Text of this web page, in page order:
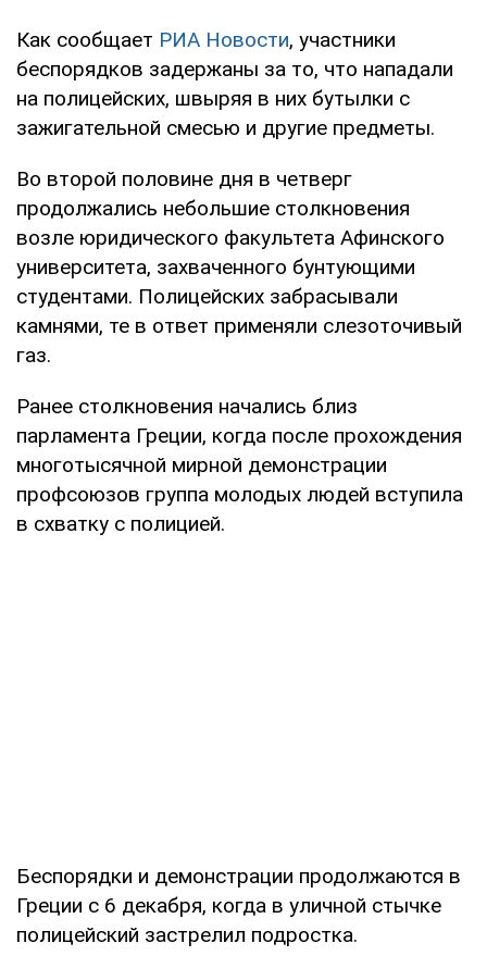
Как сообщает РИА Новости, участники
беспорядков задержаны за то, что нападали
на полицейских, швыряя в них бутылки с
зажигательной смесью и другие предметы.
Во второй половине дня в четверг
продолжались небольшие столкновения
возле юридического факультета Афинского
университета, захваченного бунтующими
студентами. Полицейских забрасывали
камнями, те в ответ применяли слезоточивый
газ.
Ранее столкновения начались близ
парламента Греции, когда после прохождения
многотысячной мирной демонстрации
профсоюзов группа молодых людей вступила
в схватку с полицией.
Беспорядки и демонстрации продолжаются в
Греции с 6 декабря, когда в уличной стычке
полицейский застрелил подростка.